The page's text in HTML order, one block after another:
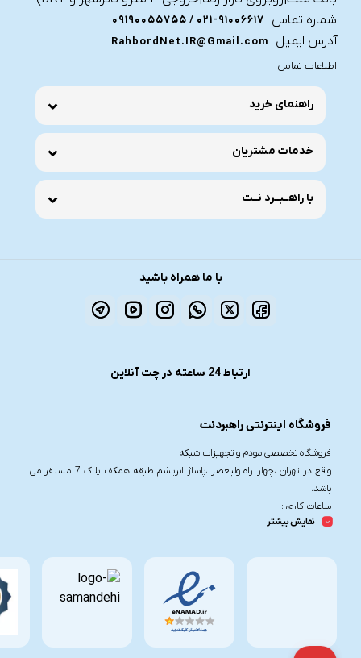
شماره تماس
021-91006617 / 09190055755
آدرس ایمیل
RahbordNet.IR@Gmail.com
اطلاعات تماس
راهنمای خرید
خدمات مشتریان
با راهــبــرد نــت
با ما همراه باشید
ارتباط 24 ساعته در چت آنلاین
فروشگاه اینترنتی راهبردنت
فروشگاه تخصصی مودم و تجهیزات شبکه
واقع در تهران ،چهار راه ولیعصر ،پاساژ ابریشم طبقه همکف پلاک 7 مستقر می
باشد.
ساعات کاری :
شنبه تا چهارشنبه از ساعت 9.30 تا 20
تلفن تماس :
نمایش بیشتر